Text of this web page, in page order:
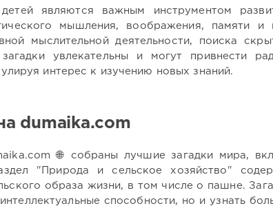
являются важным инструментом
мышления, воображения, памяти и
мыслительной деятельности, поиска
увлекательны и могут привнести
интерес к изучению новых знаний.
dumaika.com
🌐 собраны лучшие загадки мира,
"Природа и сельское хозяйство"
образа жизни, в том числе о пашне.
способности, но и узнать